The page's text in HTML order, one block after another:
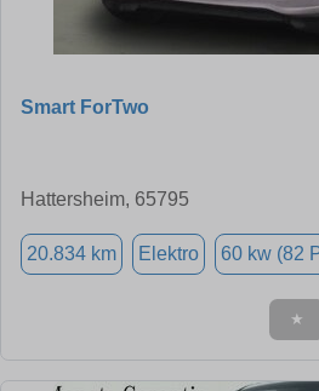
Smart ForTwo
Hattersheim, 65795
20.834 km Elektro 60 kw (82
★